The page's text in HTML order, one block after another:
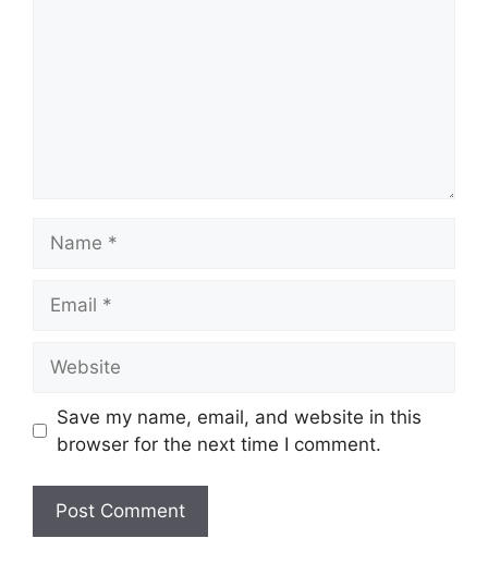
Save my name, email, and website in this
browser for the next time I comment.